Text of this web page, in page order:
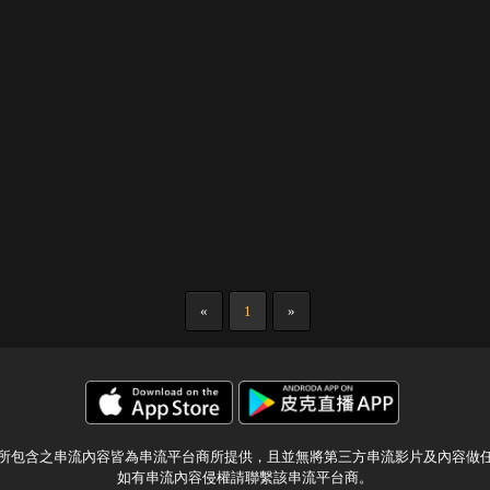
« 1 »
包含之串流內容皆為串流平台商所提供，且並無將第三方串流影片及內容做
如有串流內容侵權請聯繫該串流平台商。